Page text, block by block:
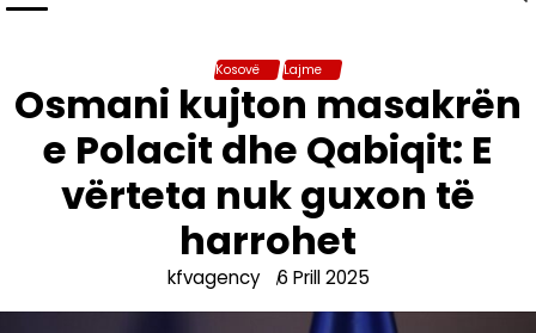
Kosovë Lajme
Osmani kujton masakrën
e Polacit dhe Qabiqit: E
vërteta nuk guxon të
harrohet
kfvagency 6 Prill 2025